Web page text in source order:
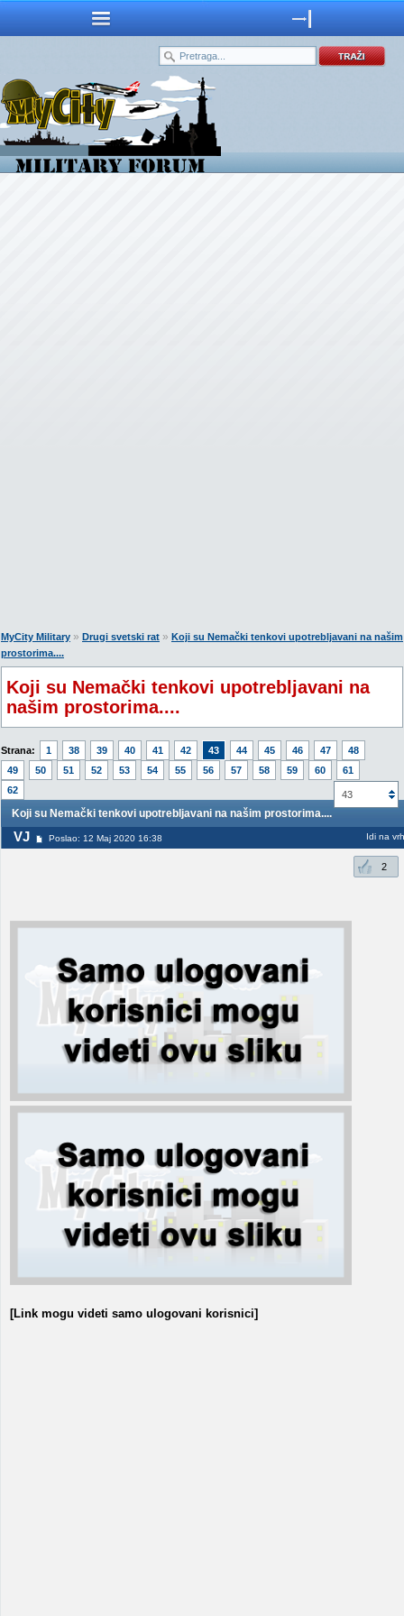
MyCity Military » Drugi svetski rat » Koji su Nemački tenkovi upotrebljavani na našim
prostorima....
Koji su Nemački tenkovi upotrebljavani na
našim prostorima....
Strana: 1 38 39 40 41 42 43 44 45 46 47
48
49
50 51 52 53 54 55 56 57 58 59 60
61
62
43
Koji su Nemački tenkovi upotrebljavani na našim prostorima....
VJ Poslao: 12 Maj 2020 16:38 Idi na vrh
2
[Link mogu videti samo ulogovani korisnici]